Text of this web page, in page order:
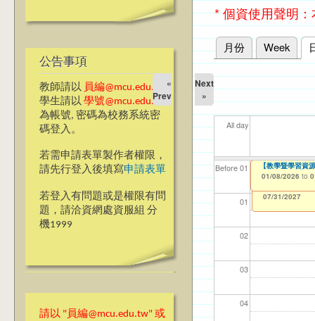
公告事項
教師請以 員編@mcu.edu.tw
學生請以 學號@mcu.edu.tw
為帳號, 密碼為校務系統密
碼登入。
若需申請表單製作者權限，
請先行登入後填寫申請表單
若登入有問題或是權限有問
題，請洽資網處資服組 分
機1999
請以 "員編@mcu.edu.tw" 或
您在這裡
* 個資使用聲明
主要索引標籤
月份 Week
«
Prev
Next
»
All day
Before 01
01
02
03
04
【資網處】
整合系統～表單
12/31/2027
【財務處】工讀
11/12/2021 to
【財務處】漏打
錄
07/31/2027
114
04/
114
02/
114
03/
【學
07/
教務
11/
2026『遇見銘
01/06/2026 to
【教學暨學習
01/08/2026 to